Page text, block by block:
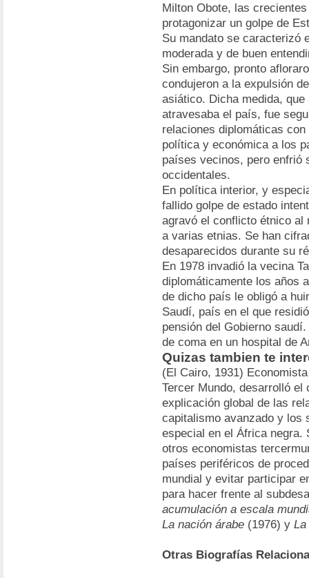
Milton Obote, las
protagonizar un golpe de
Su mandato se caracterizó
moderada y de buen
Sin embargo, pronto
condujeron a la expulsión
asiático. Dicha medida,
atravesaba el país, fue
relaciones diplomáticas
política y económica a los
países vecinos, pero enfrió
occidentales.
En política interior, y
fallido golpe de estado
agravó el conflicto étnico al
a varias etnias. Se han
desaparecidos durante su
En 1978 invadió la vecina
diplomáticamente los años
de dicho país le obligó a
Saudí, país en el que
pensión del Gobierno
de coma en un hospital de
Quizas tambien te
(El Cairo, 1931)
Tercer Mundo, desarrolló el
explicación global de las
capitalismo avanzado y los
especial en el África negra.
otros economistas
países periféricos de
mundial y evitar participar
para hacer frente al
acumulación a escala
La nación árabe (1976) y La
Otras Biografías